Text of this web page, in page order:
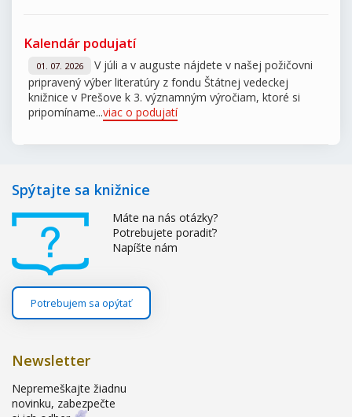
Kalendár podujatí
01. 07. 2026
V júli a v auguste nájdete v našej požičovni
pripravený výber literatúry z fondu Štátnej vedeckej
knižnice v Prešove k 3. významným výročiam, ktoré si
pripomíname...viac o podujatí
Spýtajte sa knižnice
Máte na nás otázky?
Potrebujete poradiť?
Napíšte nám
Potrebujem sa opýtať
Newsletter
Nepremeškajte žiadnu
novinku, zabezpečte